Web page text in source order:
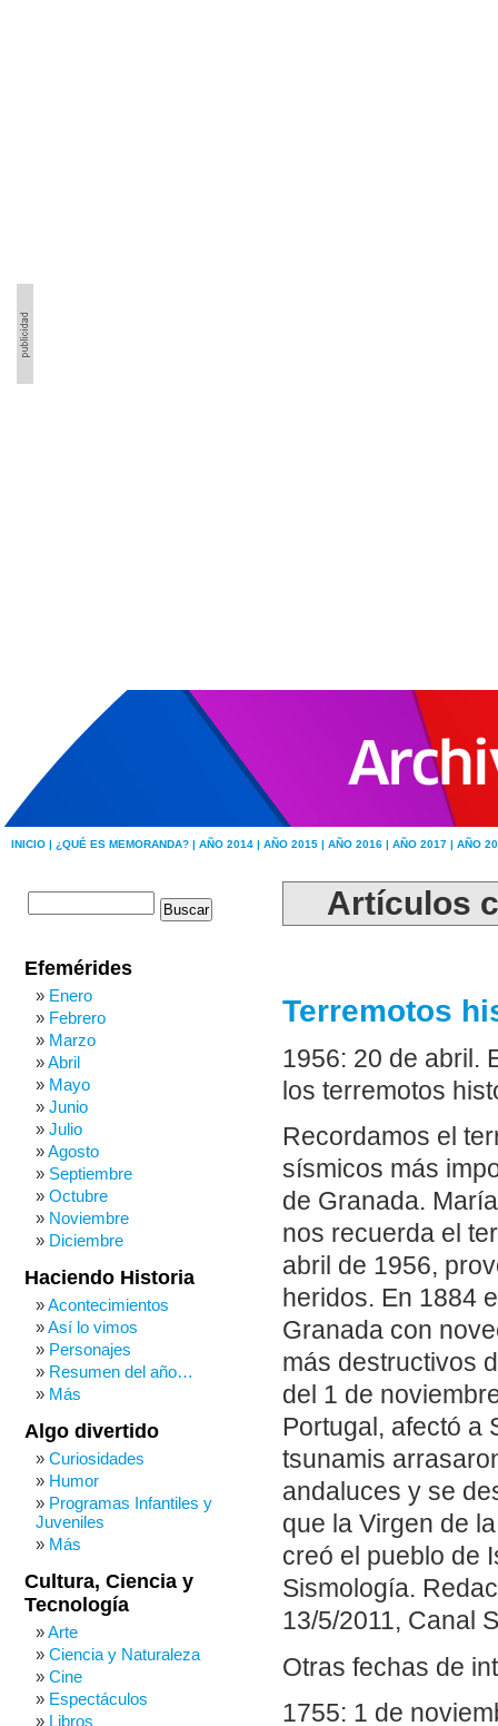
INICIO | ¿QUÉ ES MEMORANDA? | AÑO 2014 | AÑO 2015 | AÑO 2016 | AÑO 2017 | AÑO
Artículos
Terremotos
1956: 20 de abril.
los terremotos
Recordamos el
sísmicos más
de Granada.
nos recuerda el
abril de 1956,
heridos. En 1884
Granada con
más destructivos
del 1 de
Portugal, afectó a
tsunamis
andaluces y se
que la Virgen de
creó el pueblo de
Sismología.
13/5/2011, Canal
Otras fechas de
1755: 1 de
Efemérides
Enero
Febrero
Marzo
Abril
Mayo
Junio
Julio
Agosto
Septiembre
Octubre
Noviembre
Diciembre
Haciendo Historia
Acontecimientos
Así lo vimos
Personajes
Resumen del año…
Más
Algo divertido
Curiosidades
Humor
Programas Infantiles y
Juveniles
Más
Cultura, Ciencia y
Tecnología
Arte
Ciencia y Naturaleza
Cine
Espectáculos
Libros